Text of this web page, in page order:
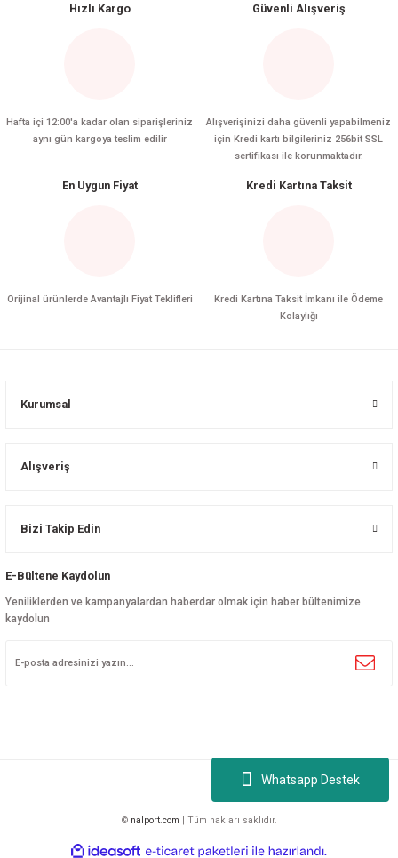
Whatsapp Destek
Hızlı Kargo
Hafta içi 12:00'a kadar olan siparişleriniz
aynı gün kargoya teslim edilir
Güvenli Alışveriş
Alışverişinizi daha güvenli yapabilmeniz
için Kredi kartı bilgileriniz 256bit SSL
sertifikası ile korunmaktadır.
En Uygun Fiyat
Orijinal ürünlerde Avantajlı Fiyat Teklifleri
Kredi Kartına Taksit
Kredi Kartına Taksit İmkanı ile Ödeme
Kolaylığı
Kurumsal
Alışveriş
Bizi Takip Edin
E-Bültene Kaydolun
Yeniliklerden ve kampanyalardan haberdar olmak için haber bültenimize
kaydolun
© nalport.com | Tüm hakları saklıdır.
ideasoft e-